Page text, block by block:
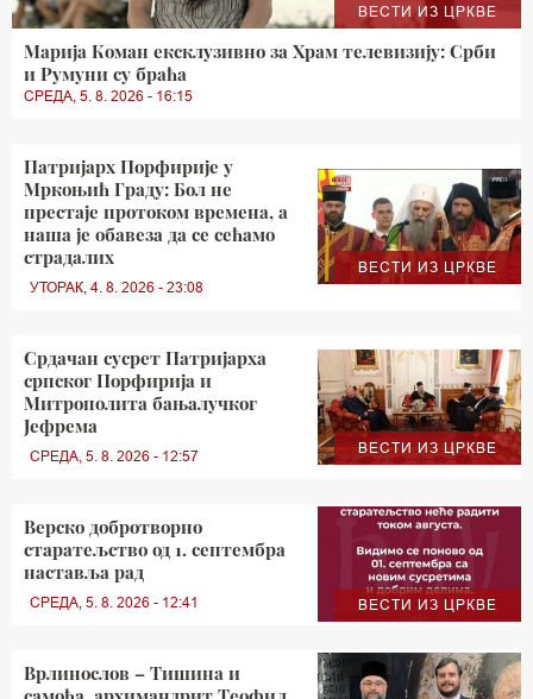
ВЕСТИ ИЗ ЦРКВЕ
Марија Коман ексклузивно за Храм телевизију: Срби
и Румуни су браћа
СРЕДА, 5. 8. 2026 - 16:15
ВЕСТИ ИЗ ЦРКВЕ
Патријарх Порфирије у
Мркоњић Граду: Бол не
престаје протоком времена, а
наша је обавеза да се сећамо
страдалих
УТОРАК, 4. 8. 2026 - 23:08
ВЕСТИ ИЗ ЦРКВЕ
Срдачан сусрет Патријарха
српског Порфирија и
Митрополита бањалучког
Јефрема
СРЕДА, 5. 8. 2026 - 12:57
ВЕСТИ ИЗ ЦРКВЕ
Верско добротворно
старатељство од 1. септембра
наставља рад
СРЕДА, 5. 8. 2026 - 12:41
Врлинослов – Тишина и